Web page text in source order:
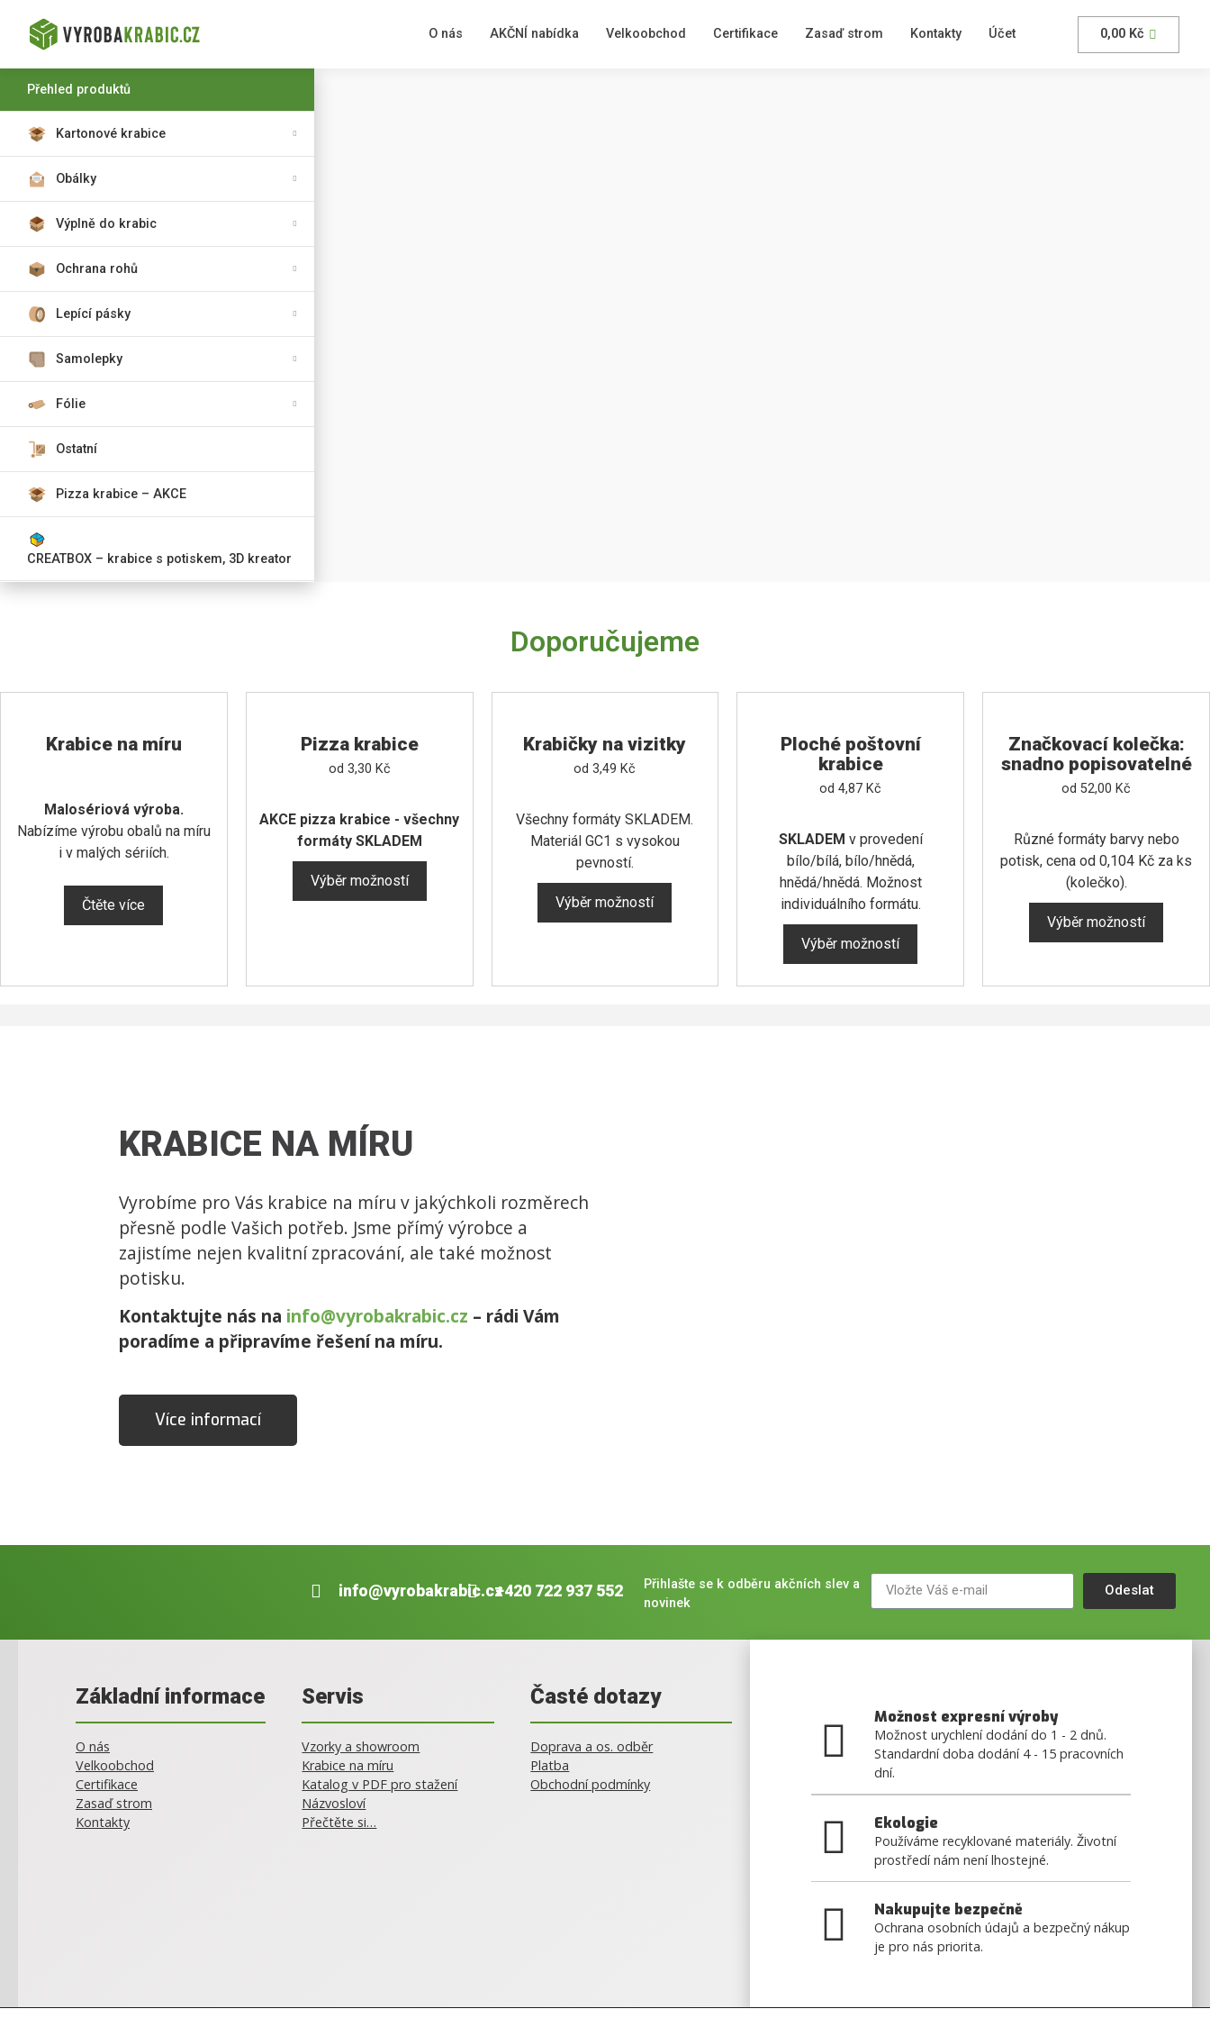
O nás AKČNÍ nabídka Velkoobchod Certifikace Zasaď strom Kontakty Účet 0,00 Kč
Přehled produktů
Kartonové krabice
Obálky
Výplně do krabic
Ochrana rohů
Lepící pásky
Samolepky
Fólie
Ostatní
Pizza krabice – AKCE
CREATBOX – krabice s potiskem, 3D kreator
Doporučujeme
Krabice na míru
Malosériová výroba.
Nabízíme výrobu obalů na míru
i v malých sériích.
Čtěte více
Pizza krabice
od 3,30 Kč
AKCE pizza krabice - všechny
formáty SKLADEM
Výběr možností
Krabičky na vizitky
od3,49 Kč
Všechny formáty SKLADEM.
Materiál GC1 s vysokou
pevností.
Výběr možností
Ploché poštovní
krabice
od4,87 Kč
SKLADEM v provedení
bílo/bílá, bílo/hnědá,
hnědá/hnědá. Možnost
individuálního formátu.
Výběr možností
Značkovací kolečka:
snadno popisovatelné
od52,00 Kč
Různé formáty barvy nebo
potisk, cena od 0,104 Kč za ks
(kolečko).
Výběr možností
KRABICE NA MÍRU
Vyrobíme pro Vás krabice na míru v jakýchkoli rozměrech
přesně podle Vašich potřeb. Jsme přímý výrobce a
zajistíme nejen kvalitní zpracování, ale také možnost
potisku.
Kontaktujte nás na info@vyrobakrabic.cz – rádi Vám
poradíme a připravíme řešení na míru.
Více informací
info@vyrobakrabic.cz+420 722 937 552
Přihlašte se k odběru akčních slev a
novinek
Odeslat
Základní informace
O nás
Velkoobchod
Certifikace
Zasaď strom
Kontakty
Servis
Vzorky a showroom
Krabice na míru
Katalog v PDF pro stažení
Názvosloví
Přečtěte si…
Časté dotazy
Doprava a os. odběr
Platba
Obchodní podmínky
Možnost expresní výroby
Možnost urychlení dodání do 1 - 2 dnů.
Standardní doba dodání 4 - 15 pracovních
dní.
Ekologie
Používáme recyklované materiály. Životní
prostředí nám není lhostejné.
Nakupujte bezpečně
Ochrana osobních údajů a bezpečný nákup
je pro nás priorita.